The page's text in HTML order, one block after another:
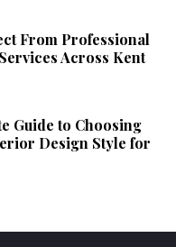
From Professional
Across Kent
Guide to Choosing
Design Style for